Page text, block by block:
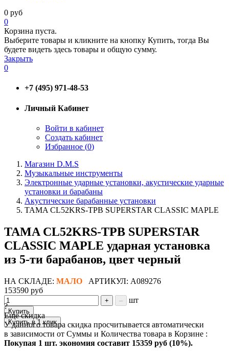
0 руб
0
Корзина пуста.
Выберите товары и кликните на кнопку Купить, тогда Вы
будете видеть здесь товары и общую сумму.
Закрыть
0
+7 (495) 971-48-53
Личный Кабинет
Войти в кабинет
Создать кабинет
Избранное (0)
Магазин D.M.S
Музыкальные инструменты
Электронные ударные установки, акустические ударные
установки и барабаны
Акустические барабанные установки
TAMA CL52KRS-TPB SUPERSTAR CLASSIC MAPLE
TAMA CL52KRS-TPB SUPERSTAR
CLASSIC MAPLE ударная установка
из 5-ти барабанов, цвет черный
НА СКЛАДЕ: МАЛО АРТИКУЛ: A089276
153590 руб
+ – шт
Купить
Купить в 1 клик
?
Ещё скидка
У данного товара скидка просчитывается автоматически
в зависимости от Суммы и Количества товара в Корзине :
Покупая 1 шт. экономия составит 15359 руб (10%).